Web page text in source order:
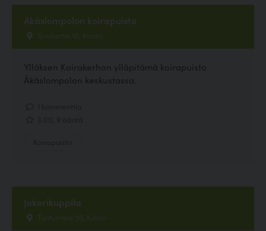
Äkäslompolon koirapuisto
Sivulantie 10, Kolari
Ylläksen Koirakerhon ylläpitämä koirapuisto
Äkäslompolon keskustassa.
Jokerikuppila
Tunturintie 56, Kolari